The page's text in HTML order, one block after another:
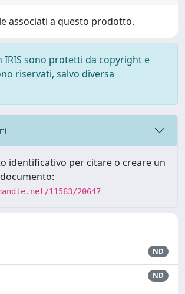
associati a questo prodotto.
IRIS sono protetti da copyright e
riservati, salvo diversa
identificativo per citare o creare un
11563/20647
ND
ND